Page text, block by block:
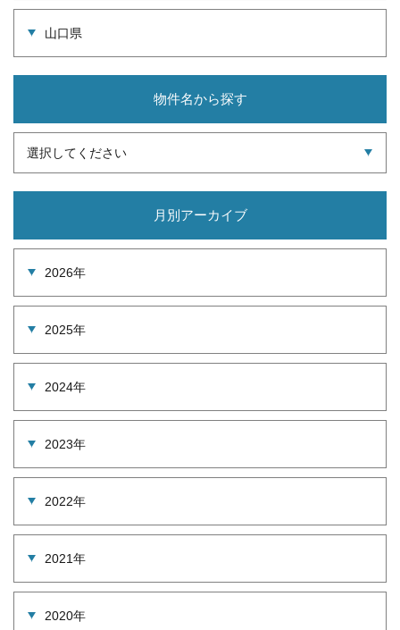
山口県
物件名から探す
選択してください
月別アーカイブ
2026年
2025年
2024年
2023年
2022年
2021年
2020年